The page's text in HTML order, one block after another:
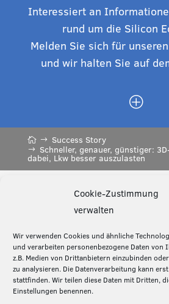
Cookie-Zustimmung
verwalten
Wir verwenden Cookies und ähnliche
und verarbeiten personenbezogene Daten von
z.B. Medien von Drittanbietern einzubinden
zu analysieren. Die Datenverarbeitung kann
stattfinden. Wir teilen diese Daten mit Dritten,
Einstellungen benennen.
Interessiert an
rund um die Silicon
Melden Sie sich für unseren
und wir halten Sie auf
P
Success Story
Schneller, genauer, günstiger:
dabei, Lkw besser auszulasten
Diese Seite teilen:
Über die Silicon Economy
Die Silicon Economy ist eine